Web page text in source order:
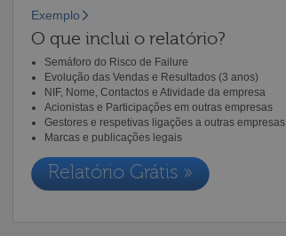
Exemplo
O que inclui o relatório?
Semáforo do Risco de Failure
Evolução das Vendas e Resultados (3 anos)
NIF, Nome, Contactos e Atividade da empresa
Acionistas e Participações em outras empresas
Gestores e respetivas ligações a outras empresas
Marcas e publicações legais
Relatório Grátis »